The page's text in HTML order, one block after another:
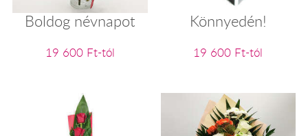
Boldog névnapot
19 600 Ft-tól
Könnyedén!
19 600 Ft-tól